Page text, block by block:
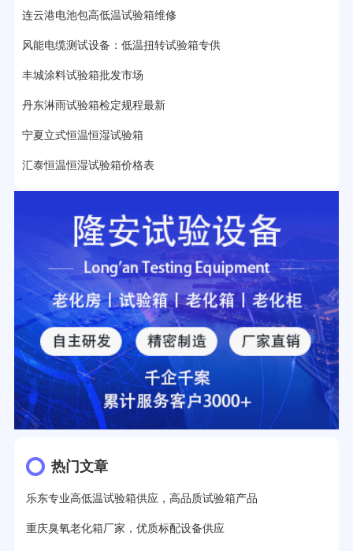
27分钟前用户提问：移动电源老化柜与电池柜的区别？
32分钟前用户提问：氙灯老化试验箱价格多少？
2分钟前用户提问：大型高温老化房价格多少钱？
连云港电池包高低温试验箱维修
风能电缆测试设备：低温扭转试验箱专供
丰城涂料试验箱批发市场
丹东淋雨试验箱检定规程最新
宁夏立式恒温恒湿试验箱
汇泰恒温恒湿试验箱价格表
热门文章
乐东专业高低温试验箱供应，高品质试验箱产品
重庆臭氧老化箱厂家，优质标配设备供应